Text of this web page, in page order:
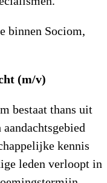
binnen Sociom,
(m/v)
bestaat thans uit
kennis
leden verloopt in